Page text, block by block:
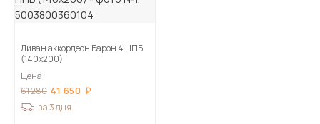
Диван аккордеон Барон 4 НПБ
(140х200)
Цена
61 280 41 650
за 3 дня